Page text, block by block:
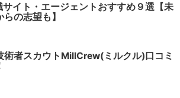
サイト・エージェントおすすめ９選【未
の志望も】
術者スカウトMillCrew(ミルクル)口コミ